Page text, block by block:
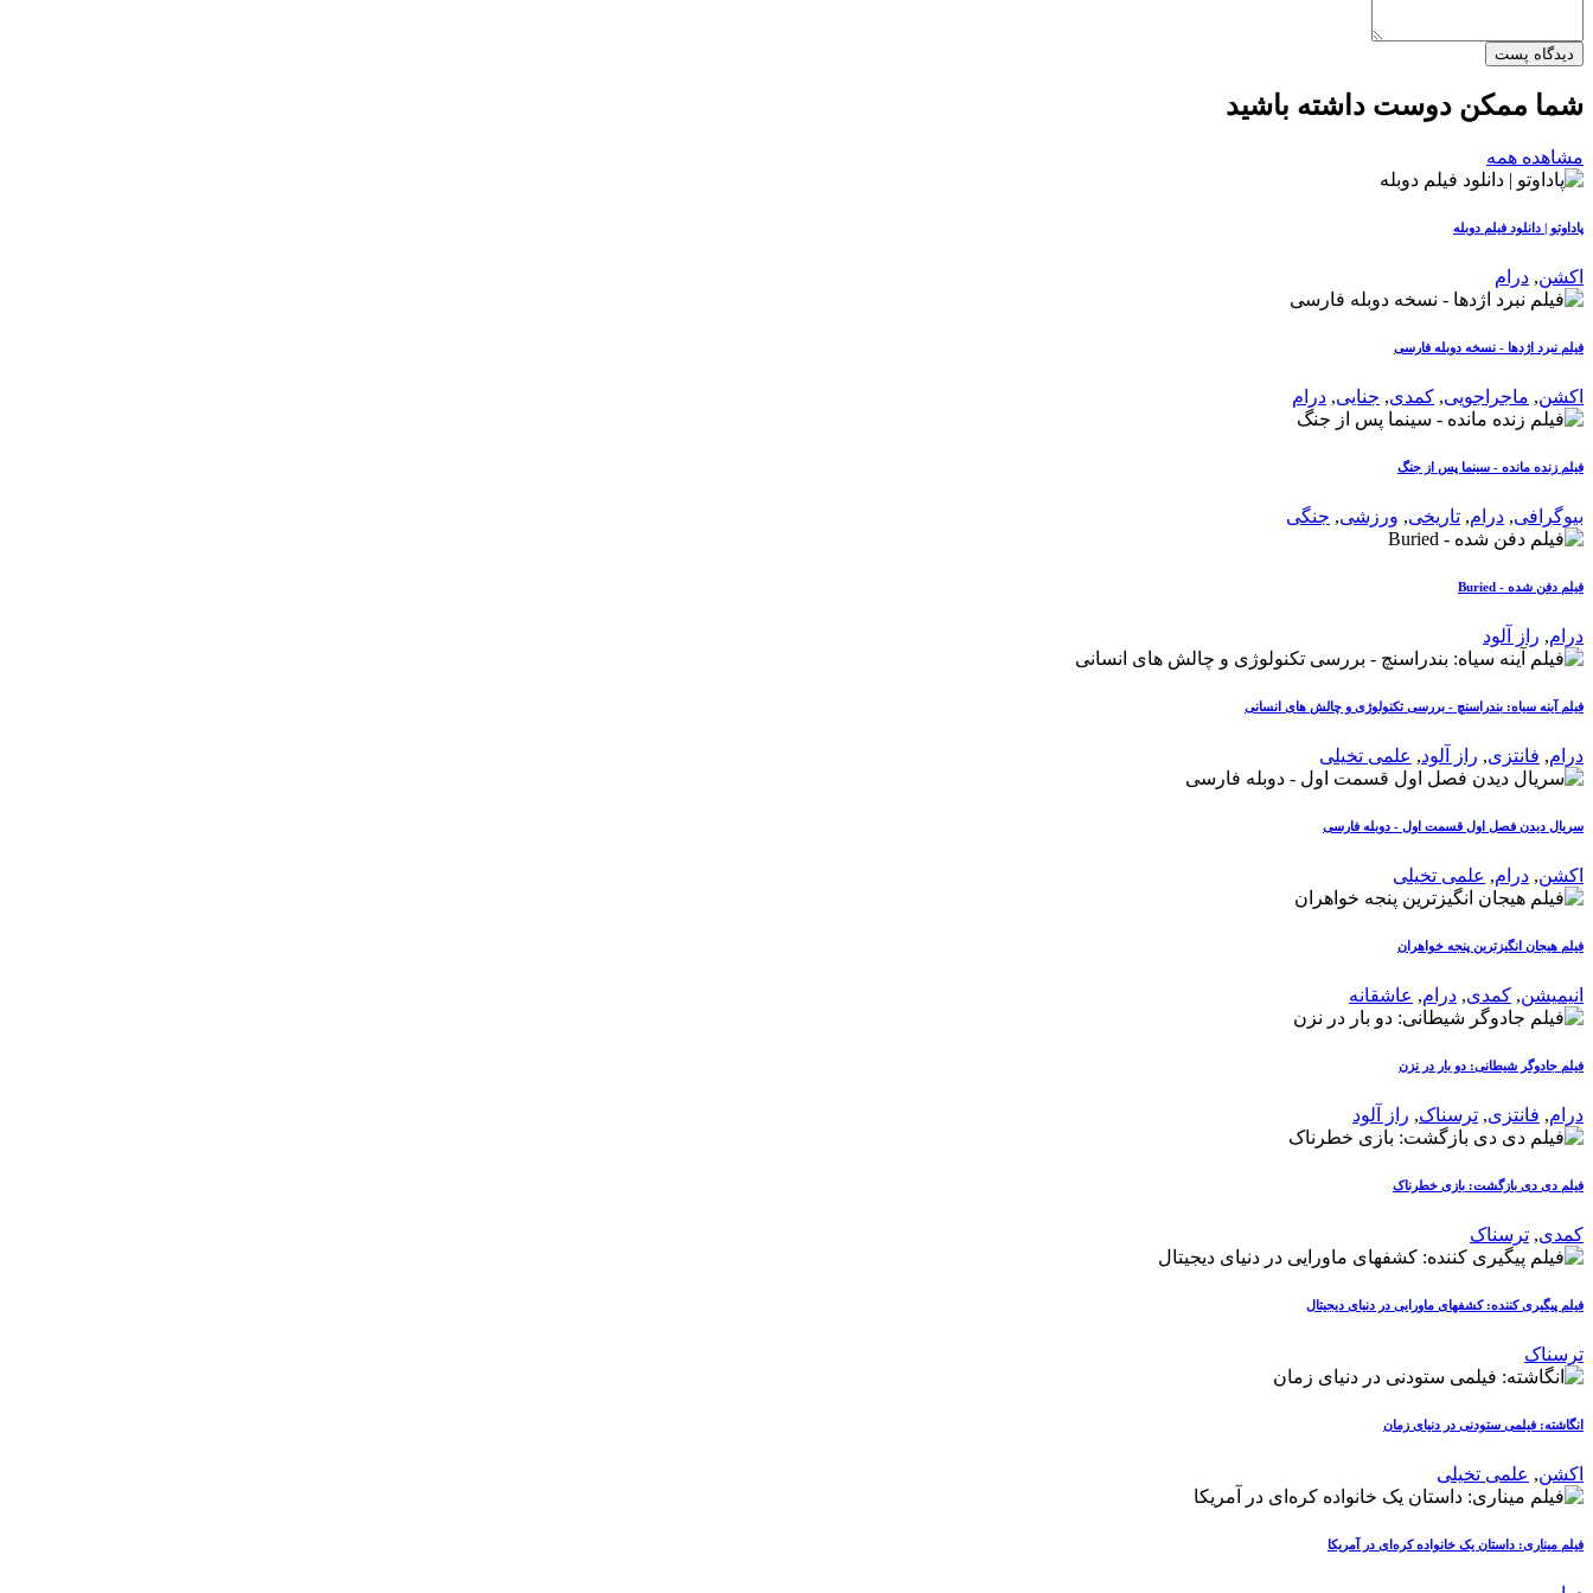
دیدگاه پست
شما ممکن دوست داشته باشید
مشاهده همه
پاداوتو | دانلود فیلم دوبله
اکشن, درام
فیلم نبرد اژدها - نسخه دوبله فارسی
اکشن, ماجراجویی, کمدی, جنایی, درام
فیلم زنده مانده - سینما پس از جنگ
بیوگرافی, درام, تاریخی, ورزشی, جنگی
فیلم دفن شده - Buried
درام, راز آلود
فیلم آینه سیاه: بندراسنچ - بررسی تکنولوژی و چالش های انسانی
درام, فانتزی, راز آلود, علمی تخیلی
سریال دیدن فصل اول قسمت اول - دوبله فارسی
اکشن, درام, علمی تخیلی
فیلم هیجان انگیزترین پنجه خواهران
انیمیشن, کمدی, درام, عاشقانه
فیلم جادوگر شیطانی: دو بار در نزن
درام, فانتزی, ترسناک, راز آلود
فیلم دی دی بازگشت: بازی خطرناک
کمدی, ترسناک
فیلم پیگیری کننده: کشفهای ماورایی در دنیای دیجیتال
ترسناک
انگاشته: فیلمی ستودنی در دنیای زمان
اکشن, علمی تخیلی
فیلم میناری: داستان یک خانواده کره‌ای در آمریکا